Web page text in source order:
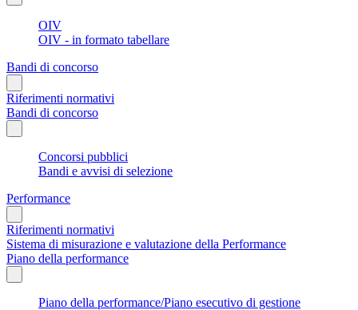
OIV
OIV - in formato tabellare
Bandi di concorso
Riferimenti normativi
Bandi di concorso
Concorsi pubblici
Bandi e avvisi di selezione
Performance
Riferimenti normativi
Sistema di misurazione e valutazione della Performance
Piano della performance
Piano della performance/Piano esecutivo di gestione